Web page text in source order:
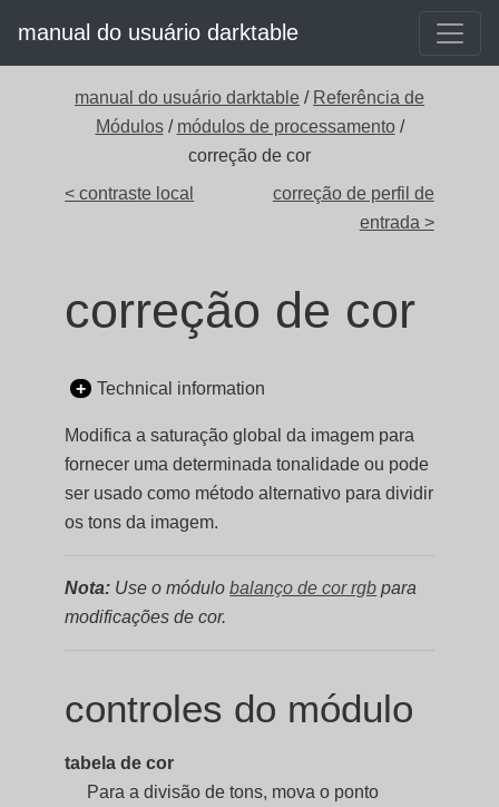
manual do usuário darktable
manual do usuário darktable / Referência de
Módulos/ módulos de processamento/
correção de cor
< contraste local
correção de perfil de
entrada >
correção de cor
Technical information
Modifica a saturação global da imagem para
fornecer uma determinada tonalidade ou pode
ser usado como método alternativo para dividir
os tons da imagem.
Nota: Use o módulobalanço de cor rgb para
modificações de cor.
controles do módulo
tabela de cor
Para a divisão de tons, mova o ponto